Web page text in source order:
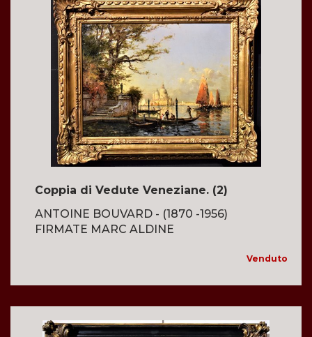
Coppia di Vedute Veneziane. (2)
ANTOINE BOUVARD - (1870 -1956)
FIRMATE MARC ALDINE
Venduto